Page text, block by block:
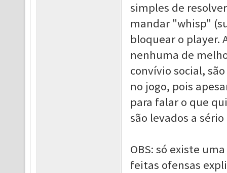
simples de
mandar "whisp"
bloquear o player.
nenhuma de
convívio social,
no jogo, pois
para falar o que
são levados a
OBS: só existe
feitas ofensas